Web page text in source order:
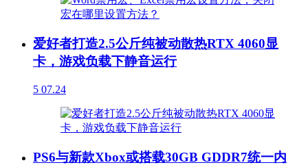
爱好者打造2.5公斤纯被动散热RTX 4060显
卡，游戏负载下静音运行
5 07.24
PS6与新款Xbox或搭载30GB GDDR7统一内